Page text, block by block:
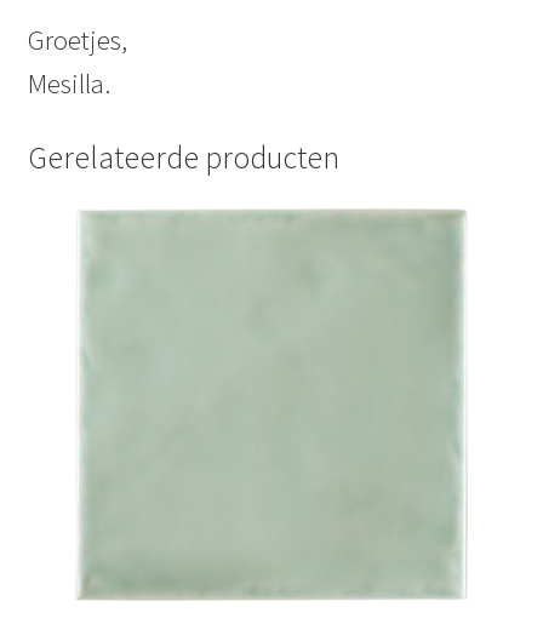
Groetjes,
Mesilla.
Gerelateerde producten